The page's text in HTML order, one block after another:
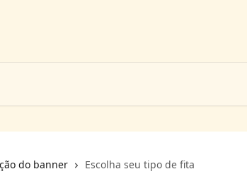
do banner Escolha seu tipo de fita